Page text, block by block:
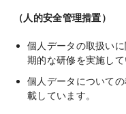
（人的安全管理措置）
個人データの取扱い
期的な研修を実施して
個人データについて
載しています。